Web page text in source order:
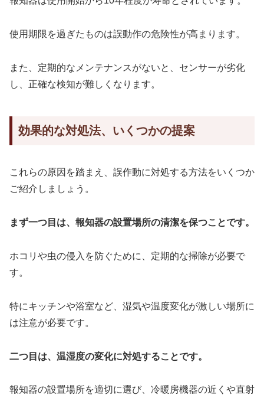
使用期限を過ぎたものは誤動作の危険性が高まります。
また、定期的なメンテナンスがないと、センサーが劣化
し、正確な検知が難しくなります。
効果的な対処法、いくつかの提案
これらの原因を踏まえ、誤作動に対処する方法をいくつか
ご紹介しましょう。
まず一つ目は、報知器の設置場所の清潔を保つことです。
ホコリや虫の侵入を防ぐために、定期的な掃除が必要で
す。
特にキッチンや浴室など、湿気や温度変化が激しい場所に
は注意が必要です。
二つ目は、温湿度の変化に対処することです。
報知器の設置場所を適切に選び、冷暖房機器の近くや直射